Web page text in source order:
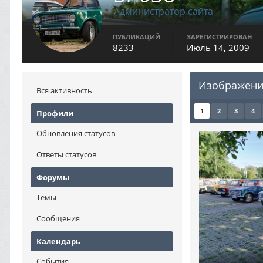
Администратор сайта
ПУБЛИКАЦИЙ
8233
ЗАРЕГИСТРИРОВАН
Июль 14, 2009
Вся активность
Профили
Обновления статусов
Ответы статусов
Форумы
Темы
Сообщения
Календарь
1 2 3 4